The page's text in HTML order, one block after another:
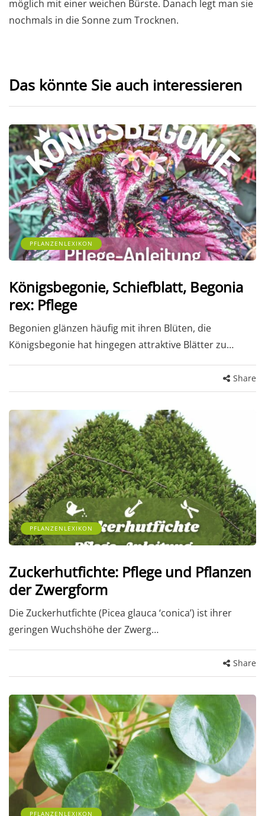
möglich mit einer weichen Bürste. Danach legt man sie
nochmals in die Sonne zum Trocknen.
Das könnte Sie auch interessieren
PFLANZENLEXIKON
Königsbegonie, Schiefblatt, Begonia
rex: Pflege
Begonien glänzen häufig mit ihren Blüten, die
Königsbegonie hat hingegen attraktive Blätter zu…
Share
PFLANZENLEXIKON
Zuckerhutfichte: Pflege und Pflanzen
der Zwergform
Die Zuckerhutfichte (Picea glauca ‘conica’) ist ihrer
geringen Wuchshöhe der Zwerg…
Share
PFLANZENLEXIKON